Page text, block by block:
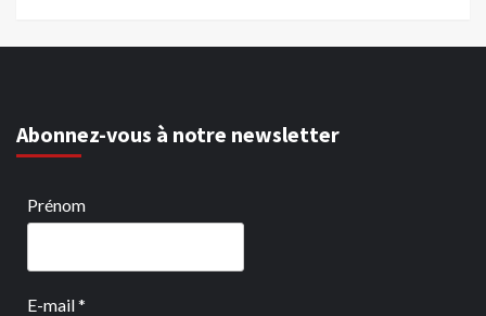
Abonnez-vous à notre newsletter
Prénom
E-mail*